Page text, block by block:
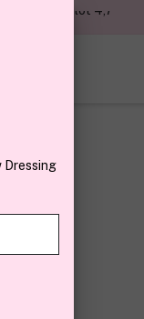
– Trustpilot 4,7
Dressing